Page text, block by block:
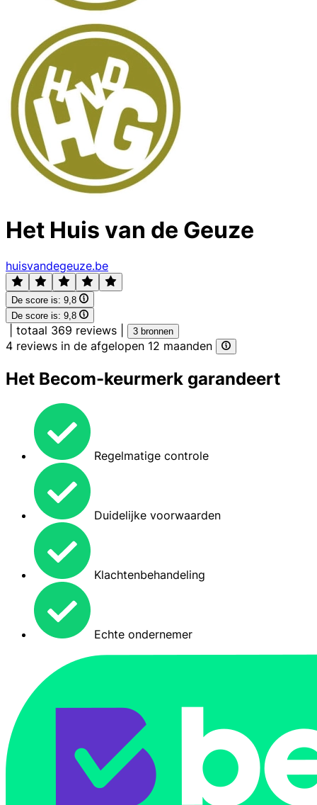
Het Huis van de Geuze
huisvandegeuze.be
De score is: 9,8
De score is: 9,8
totaal 369 reviews 3 bronnen
4 reviews in de afgelopen 12 maanden
Het Becom-keurmerk garandeert
Regelmatige controle
Duidelijke voorwaarden
Klachtenbehandeling
Echte ondernemer